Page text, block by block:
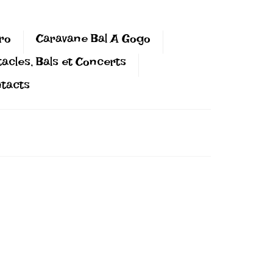
Caravane Bal A Gogo
Bals et Concerts